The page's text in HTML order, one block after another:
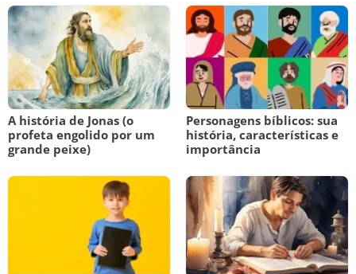
A história de Jonas (o
profeta engolido por um
grande peixe)
Personagens bíblicos: sua
história, características e
importância